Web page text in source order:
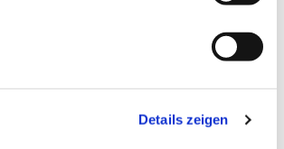
Details zeigen